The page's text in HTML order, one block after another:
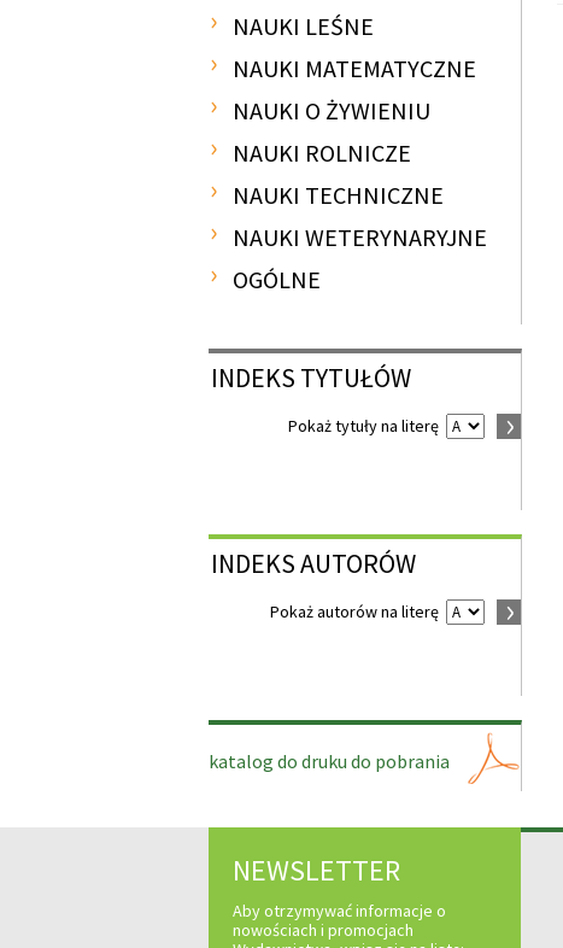
NAUKI LEŚNE
NAUKI MATEMATYCZNE
NAUKI O ŻYWIENIU
NAUKI ROLNICZE
NAUKI TECHNICZNE
NAUKI WETERYNARYJNE
OGÓLNE
INDEKS TYTUŁÓW
Pokaż tytuły na literę
INDEKSAUTORÓW
Pokaż autorów na literę
katalog do druku do pobrania
NEWSLETTER
Aby otrzymywać informacje o
nowościach i promocjach